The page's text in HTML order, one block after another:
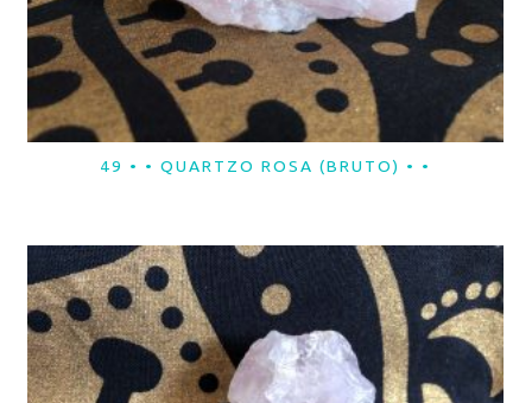
LER MAIS
49 • • QUARTZO ROSA (BRUTO) • •